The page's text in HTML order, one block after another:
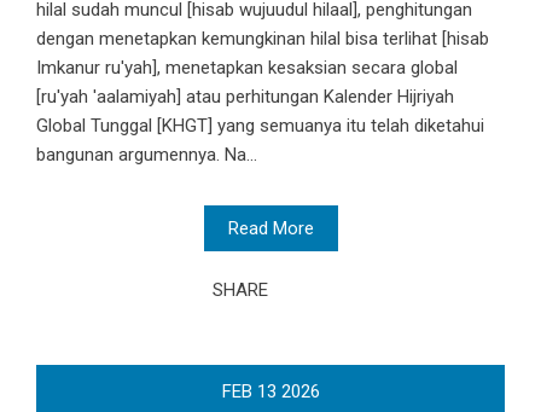
hilal sudah muncul [hisab wujuudul hilaal], penghitungan
dengan menetapkan kemungkinan hilal bisa terlihat [hisab
Imkanur ru'yah], menetapkan kesaksian secara global
[ru'yah 'aalamiyah] atau perhitungan Kalender Hijriyah
Global Tunggal [KHGT] yang semuanya itu telah diketahui
bangunan argumennya. Na...
Read More
SHARE
FEB 13 2026